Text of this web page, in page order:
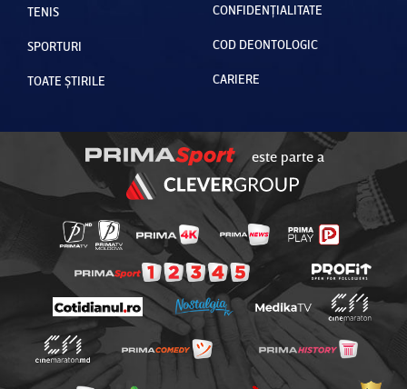
TENIS
SPORTURI
TOATE ȘTIRILE
CONFIDENȚIALITATE
COD DEONTOLOGIC
CARIERE
este parte a